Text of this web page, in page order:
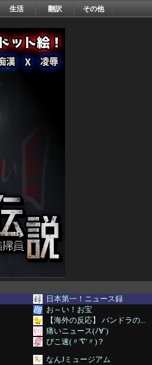
生活 翻訳 その他
日本第一！ニュース録
お～い！お宝
【海外の反応】 パンドラの...
痛いニュース(ﾉ∀`)
ぴこ速(〃'∇'〃)？
なんJミュージアム